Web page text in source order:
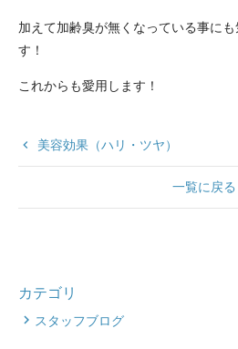
加えて加齢臭が無くなっている事に
す！
これからも愛用します！
keyboard_arrow_left 美容効果（ハリ・ツヤ）
一覧に戻る
カテゴリ
スタッフブログ